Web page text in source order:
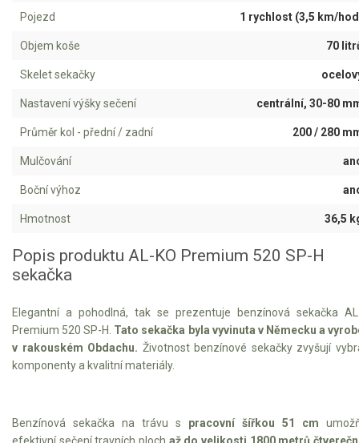
Aku pily
Štípačka na dřevo
VARI
Sněhové frézy
Vertikutátory
Kultivátory
Vysavače a foukače
Pojezd 1 rychlost (3,5 km/
Objem koše 70
Skelet sekačky
Nastavení výšky sečení centrální, 30-80
Průměr kol - přední / zadní 200 / 280
Mulčování
Boční výhoz
Hmotnost 36,5
Popis produktu AL-KO Premium 520 SP-H
sekačka
Elegantní a pohodlná, tak se prezentuje benzínová sekačka
Premium 520 SP-H. Tato sekačka byla vyvinuta v Německu a
v rakouském Obdachu. Životnost benzínové sekačky zvyšují
komponenty a kvalitní materiály.
Benzínová sekačka na trávu s pracovní šířkou 51 cm
efektivní sečení travních ploch až do velikosti 1800 metrů